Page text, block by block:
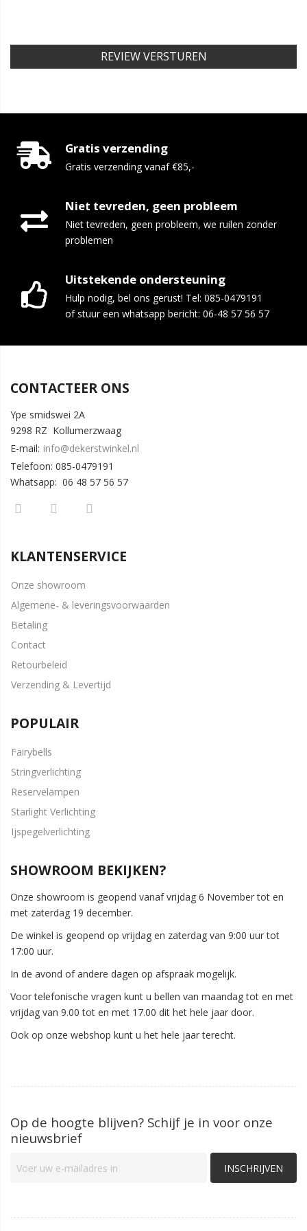
REVIEW VERSTUREN
Gratis verzending
Gratis verzending vanaf €85,-
Niet tevreden, geen probleem
Niet tevreden, geen probleem, we ruilen zonder
problemen
Uitstekende ondersteuning
Hulp nodig, bel ons gerust! Tel: 085-0479191
of stuur een whatsapp bericht: 06-48 57 56 57
CONTACTEER ONS
Ype smidswei 2A
9298 RZ Kollumerzwaag
E-mail: info@dekerstwinkel.nl
Telefoon: 085-0479191
Whatsapp: 06 48 57 56 57
KLANTENSERVICE
Onze showroom
Algemene- & leveringsvoorwaarden
Betaling
Contact
Retourbeleid
Verzending & Levertijd
POPULAIR
Fairybells
Stringverlichting
Reservelampen
Starlight Verlichting
Ijspegelverlichting
SHOWROOM BEKIJKEN?
Onze showroom is geopend vanaf vrijdag 6 November tot en
met zaterdag 19 december.
De winkel is geopend op vrijdag en zaterdag van 9:00 uur tot
17:00 uur.
In de avond of andere dagen op afspraak mogelijk.
Voor telefonische vragen kunt u bellen van maandag tot en met
vrijdag van 9.00 tot en met 17.00 dit het hele jaar door.
Ook op onze webshop kunt u het hele jaar terecht.
Op de hoogte blijven? Schijf je in voor onze
nieuwsbrief
INSCHRIJVEN